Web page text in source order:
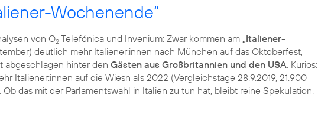
Wochenende“
von O2 Telefónica und Invenium: Zwar kommen am „Italiener-
deutlich mehr Italiener:innen nach München auf das Oktoberfest,
abgeschlagen hinter den Gästen aus Großbritannien und den USA . Kurios:
Italiener:innen auf die Wiesn als 2022 (Vergleichstage 28.9.2019, 21.900
das mit der Parlamentswahl in Italien zu tun hat, bleibt reine Spekulation.